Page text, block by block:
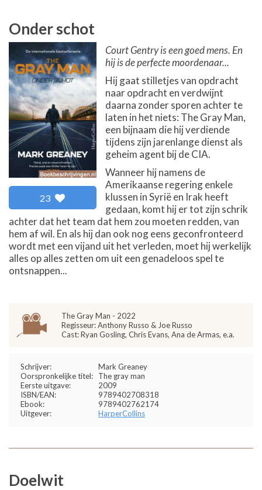
Onder schot
23
Court Gentry is een goed mens. En
hij is de perfecte moordenaar...
Hij gaat stilletjes van opdracht
naar opdracht en verdwijnt
daarna zonder sporen achter te
laten in het niets: The Gray Man,
een bijnaam die hij verdiende
tijdens zijn jarenlange dienst als
geheim agent bij de CIA.
Wanneer hij namens de
Amerikaanse regering enkele
klussen in Syrië en Irak heeft
gedaan, komt hij er tot zijn schrik
achter dat het team dat hem zou moeten redden, van
hem af wil. En als hij dan ook nog eens geconfronteerd
wordt met een vijand uit het verleden, moet hij werkelijk
alles op alles zetten om uit een genadeloos spel te
ontsnappen...
The Gray Man - 2022
Regisseur: Anthony Russo & Joe Russo
Cast: Ryan Gosling, Chris Evans, Ana de Armas, e.a.
Schrijver:
Mark Greaney
Oorspronkelijke titel:
The gray man
Eerste uitgave:
2009
ISBN/EAN:
9789402708318
Ebook:
9789402762174
Uitgever:
HarperCollins
Doelwit